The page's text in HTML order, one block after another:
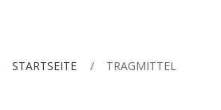
STARTSEITE TRAGMITTEL